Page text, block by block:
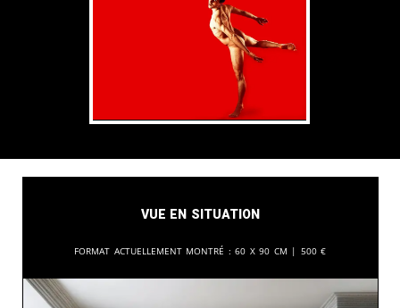
Vue en situation
Format actuellement montré : 60 x 90 cm | 500 €